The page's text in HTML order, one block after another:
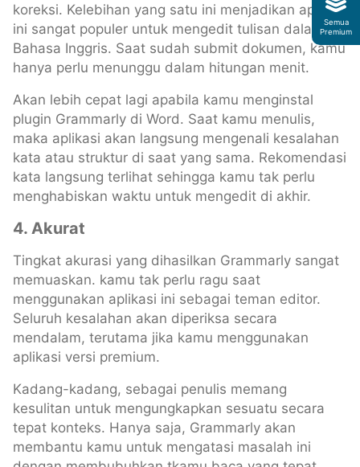
koreksi. Kelebihan yang satu ini menjadikan aplikasi
ini sangat populer untuk mengedit tulisan dalam
Bahasa Inggris. Saat sudah submit dokumen, kamu
hanya perlu menunggu dalam hitungan menit.
Akan lebih cepat lagi apabila kamu menginstal
plugin Grammarly di Word. Saat kamu menulis,
maka aplikasi akan langsung mengenali kesalahan
kata atau struktur di saat yang sama. Rekomendasi
kata langsung terlihat sehingga kamu tak perlu
menghabiskan waktu untuk mengedit di akhir.
4. Akurat
Tingkat akurasi yang dihasilkan Grammarly sangat
memuaskan. kamu tak perlu ragu saat
menggunakan aplikasi ini sebagai teman editor.
Seluruh kesalahan akan diperiksa secara
mendalam, terutama jika kamu menggunakan
aplikasi versi premium.
Kadang-kadang, sebagai penulis memang
kesulitan untuk mengungkapkan sesuatu secara
tepat konteks. Hanya saja, Grammarly akan
membantu kamu untuk mengatasi masalah ini
Semua
Premium